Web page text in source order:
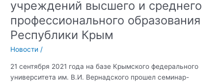
учреждений высшего и среднего
профессионального образования
Республики Крым
Новости /
21 сентября 2021 года на базе Крымского федерального
университета им. В.И. Вернадского прошел семинар-